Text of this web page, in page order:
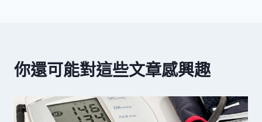
你還可能對這些文章感興趣